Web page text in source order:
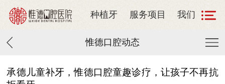
种植牙 服务项目 我们
惟德口腔动态
承德儿童补牙，惟德口腔童趣诊疗，让孩子不再抗